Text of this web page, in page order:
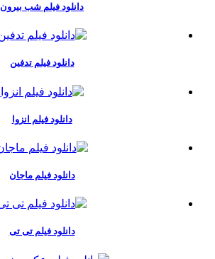
دانلود فیلم شب بیرون
دانلود فیلم تدفین
دانلود فیلم انزوا
دانلود فیلم ماجان
دانلود فیلم تی تی